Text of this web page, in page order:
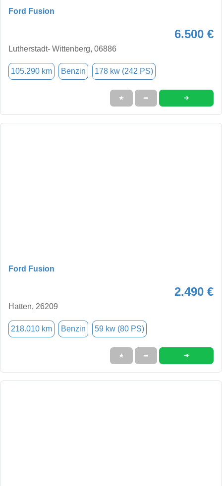
Ford Fusion
6.500 €
Lutherstadt- Wittenberg, 06886
105.290 km Benzin 178 kw (242 PS)
★ ➦ ➜
Ford Fusion
2.490 €
Hatten, 26209
218.010 km Benzin 59 kw (80 PS)
★ ➦ ➜